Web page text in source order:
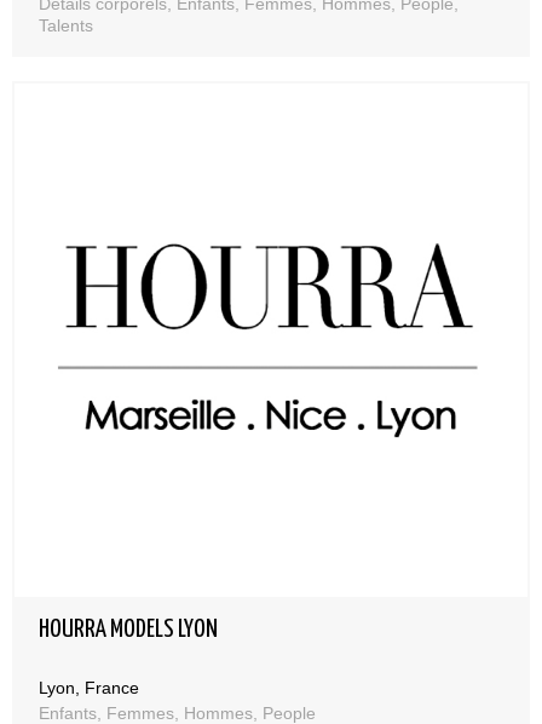
Talents
HOURRA MODELS LYON
Lyon, France
Enfants, Femmes, Hommes, People